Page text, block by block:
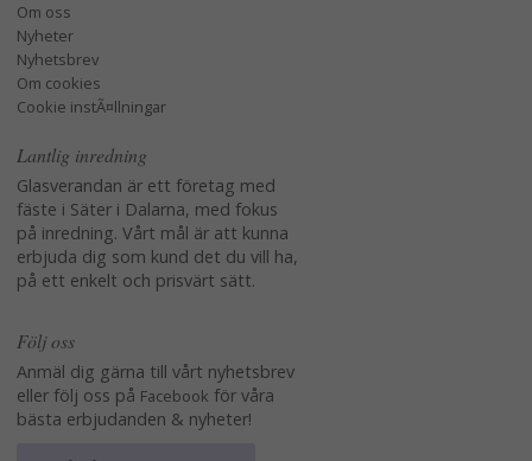
Om oss
Nyheter
Nyhetsbrev
Om cookies
Cookie instÃ¤llningar
Lantlig inredning
Glasverandan är ett företag med
fäste i Säter i Dalarna, med fokus
på inredning. Vårt mål är att kunna
erbjuda dig som kund det du vill ha,
på ett enkelt och prisvärt sätt.
Följ oss
Anmäl dig gärna till vårt nyhetsbrev
eller följ oss på Facebook för våra
bästa erbjudanden & nyheter!